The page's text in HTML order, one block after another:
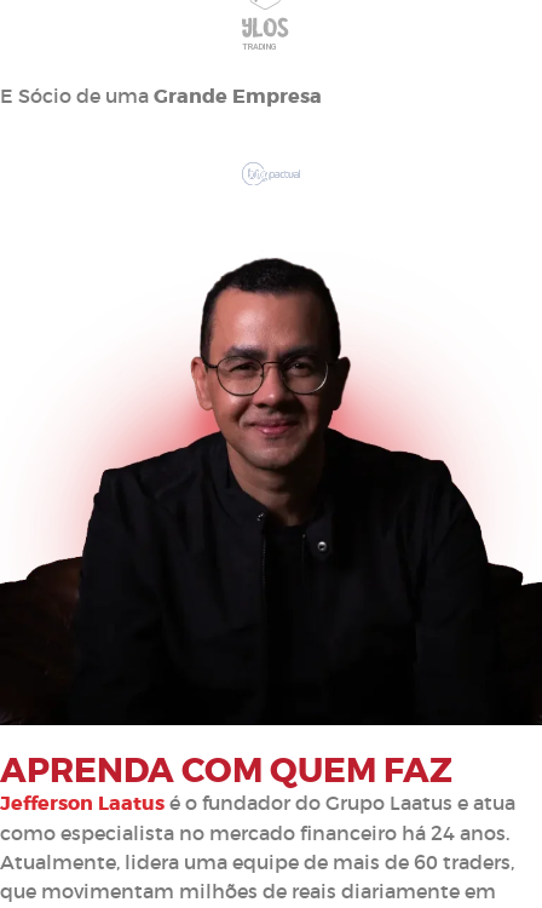
E Sócio de uma Grande Empresa
APRENDA COM QUEM FAZ
Jefferson Laatus é o fundador do Grupo Laatus e atua
como especialista no mercado financeiro há 24 anos.
Atualmente, lidera uma equipe de mais de 60 traders,
que movimentam milhões de reais diariamente em